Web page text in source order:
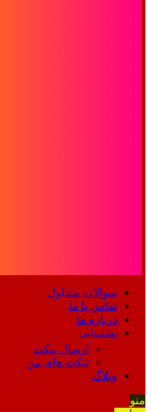
سوالات متداول
تماس با ما
درباره ما
پشتیبانی
ارسال تیکت
تیکت های من
وبلاگ
منو